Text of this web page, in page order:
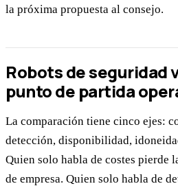
la próxima propuesta al consejo.
Robots de seguridad
punto de partida
La comparación tiene cinco ejes:
detección, disponibilidad,
Quien solo habla de costes pierde
de empresa. Quien solo habla de